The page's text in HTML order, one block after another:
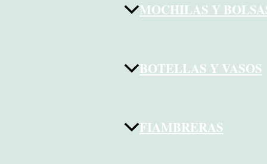
MOCHILAS Y
BOTELLAS Y VASOS
FIAMBRERAS